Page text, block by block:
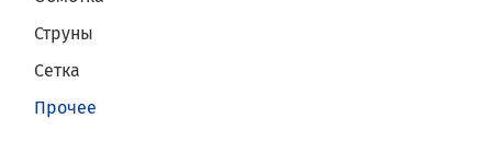
Струны
Сетка
Прочее